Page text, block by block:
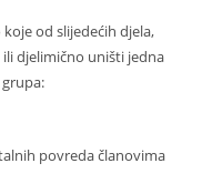
od slijedećih djela,
djelimično uništi jedna
povreda članovima